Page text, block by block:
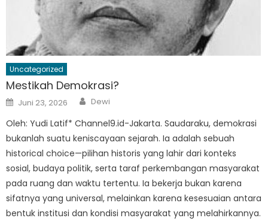
Uncategorized
Mestikah Demokrasi?
Posted
on
Juni 23, 2026 Author
Dewi
Oleh: Yudi Latif* Channel9.id-Jakarta. Saudaraku, demokrasi
bukanlah suatu keniscayaan sejarah. Ia adalah sebuah
historical choice—pilihan historis yang lahir dari konteks
sosial, budaya politik, serta taraf perkembangan masyarakat
pada ruang dan waktu tertentu. Ia bekerja bukan karena
sifatnya yang universal, melainkan karena kesesuaian antara
bentuk institusi dan kondisi masyarakat yang melahirkannya.